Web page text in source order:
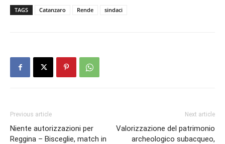
TAGS Catanzaro Rende sindaci
Previous article
Niente autorizzazioni per
Reggina – Bisceglie, match in
Next article
Valorizzazione del patrimonio
archeologico subacqueo,